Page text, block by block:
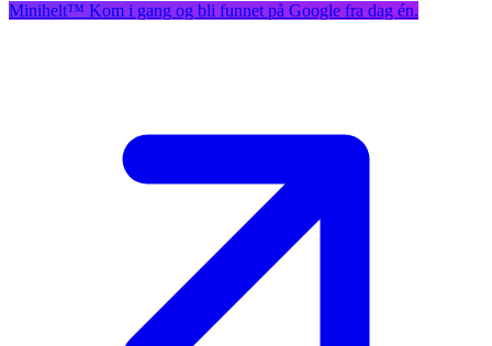
Minihelt™ Kom i gang og bli funnet på Google fra dag én.